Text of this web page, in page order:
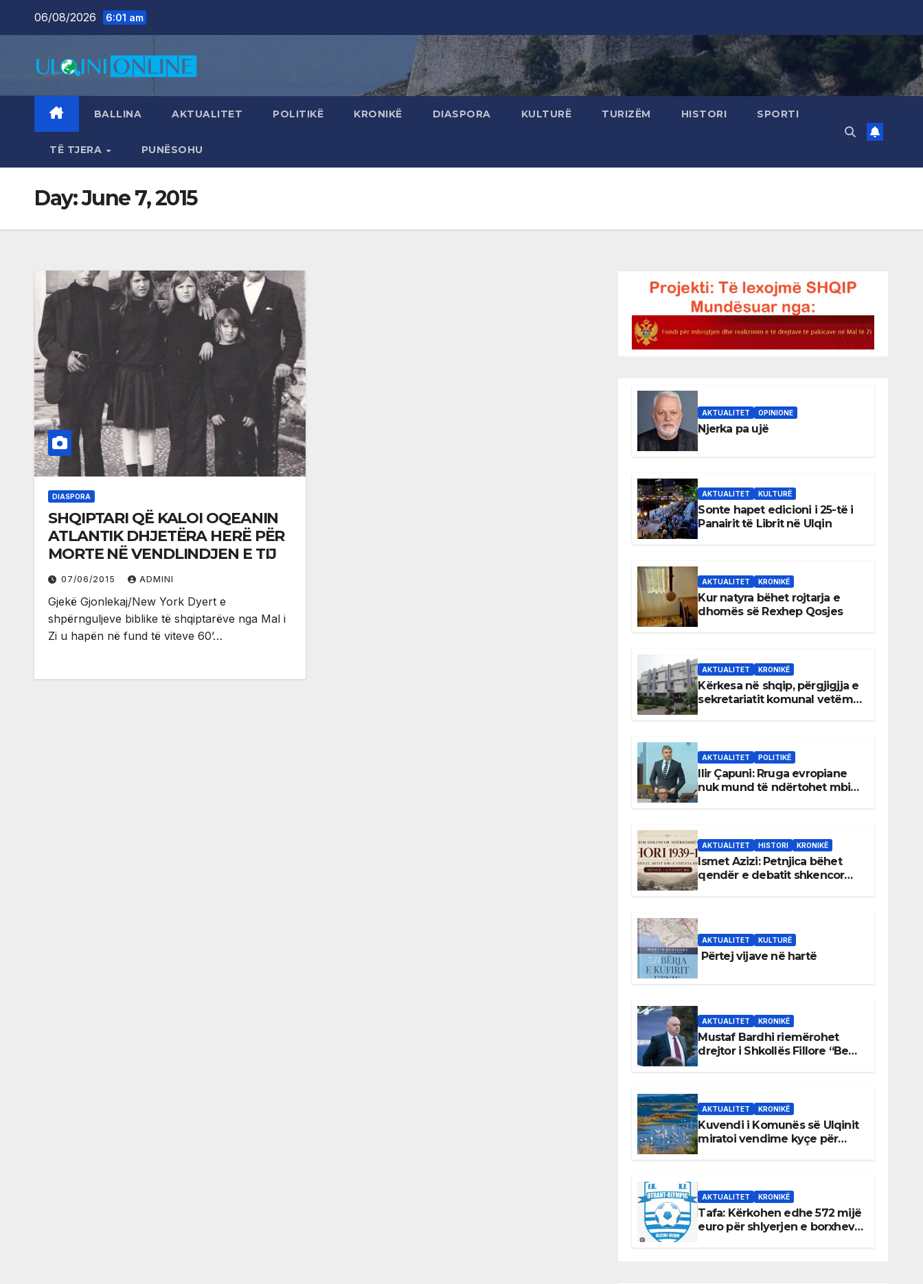
06/08/2026 6:01 am
BALLINA AKTUALITET POLITIKË KRONIKË DIASPORA KULTURË TURIZËM HISTORI SPORTI
TË TJERA PUNËSOHU
Day:June 7, 2015
DIASPORA
SHQIPTARI QË KALOI OQEANIN
ATLANTIK DHJETËRA HERË PËR
MORTE NË VENDLINDJEN E TIJ
07/06/2015 ADMINI
Gjekë Gjonlekaj/New York Dyert e
shpërnguljeve biblike të shqiptarëve nga Mal i
Zi u hapën në fund të viteve 60’…
AKTUALITET OPINIONE
Njerka pa ujë
AKTUALITET KULTURË
Sonte hapet edicioni i 25-të i
Panairit të Librit në Ulqin
AKTUALITET KRONIKË
Kur natyra bëhet rojtarja e
dhomës së Rexhep Qosjes
AKTUALITET KRONIKË
Kërkesa në shqip, përgjigjja e
sekretariatit komunal vetëm
AKTUALITET POLITIKË
Ilir Çapuni: Rruga evropiane
nuk mund të ndërtohet mbi
AKTUALITET HISTORI KRONIKË
Ismet Azizi: Petnjica bëhet
qendër e debatit shkencor
AKTUALITET KULTURË
Përtej vijave në hartë
AKTUALITET KRONIKË
Mustaf Bardhi riemërohet
drejtor i Shkollës Fillore “Bedri
AKTUALITET KRONIKË
Kuvendi i Komunës së Ulqinit
miratoi vendime kyçe për
AKTUALITET KRONIKË
Tafa: Kërkohen edhe 572 mijë
euro për shlyerjen e borxheve